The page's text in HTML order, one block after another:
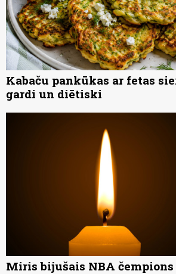
Kabaču pankūkas ar fetas
gardi un diētiski
Miris bijušais NBA čempions